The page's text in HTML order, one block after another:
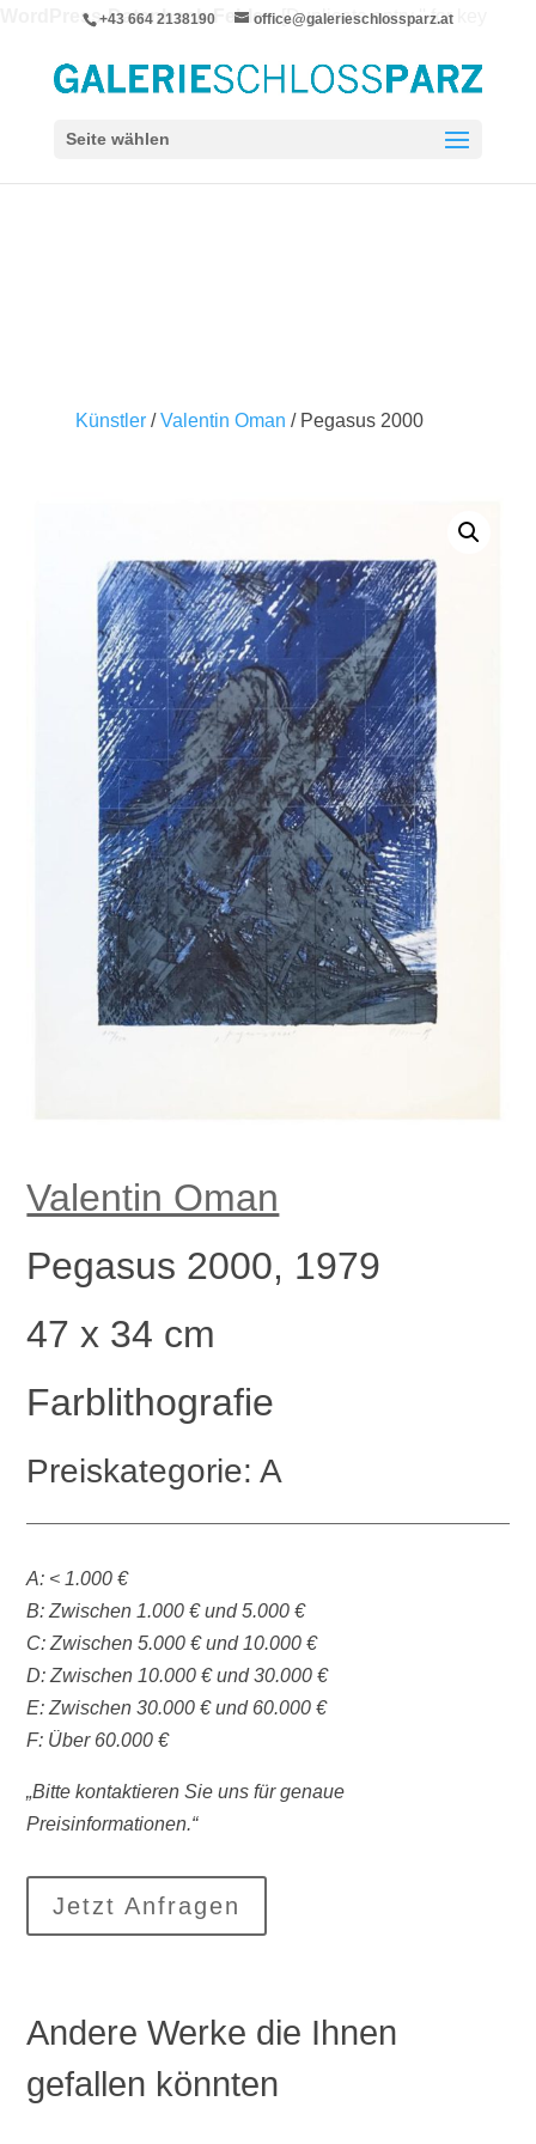
WordPress-Datenbank-Fehler:[Duplicate entry '' for key
ALTER TABLE `wpie_blc_links` ADD UNIQUE KEY
+43 664 2138190 office@galerieschlossparz.at
Seite wählen
Künstler/Valentin Oman / Pegasus 2000
Valentin Oman
Pegasus 2000, 1979
47 x 34 cm
Farblithografie
Preiskategorie: A
A: < 1.000 €
B: Zwischen 1.000 € und 5.000 €
C: Zwischen 5.000 € und 10.000 €
D: Zwischen 10.000 € und 30.000 €
E: Zwischen 30.000 € und 60.000 €
F: Über 60.000 €
„Bitte kontaktieren Sie uns für genaue
Preisinformationen.“
Jetzt Anfragen
Andere Werke die Ihnen
gefallen könnten